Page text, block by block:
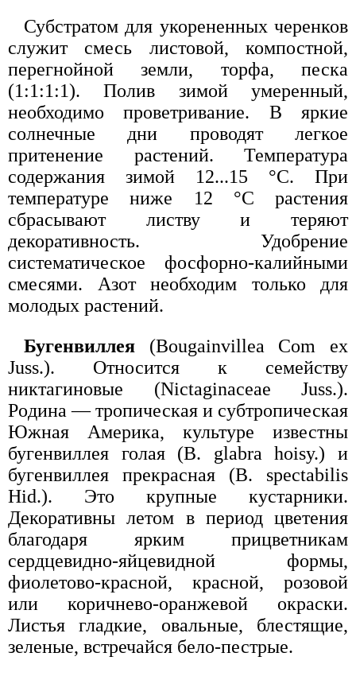
Субстратом для укорененных черенков
служит смесь листовой, компостной,
перегнойной земли, торфа, песка
(1:1:1:1). Полив зимой умеренный,
необходимо проветривание. В яркие
солнечные дни проводят легкое
притенение растений. Температура
содержания зимой 12...15 °С. При
температуре ниже 12 °С растения
сбрасывают листву и теряют
декоративность. Удобрение
систематическое фосфорно-калийными
смесями. Азот необходим только для
молодых растений.
Бугенвиллея (Bougainvillea Com ex
Juss.). Относится к семейству
никтагиновые (Nictaginaceae Juss.).
Poдина — тропическая и субтропическая
Южная Америка, культуре известны
бугенвиллея голая (В. glabra hoisy.) и
бугенвиллея прекрасная (В. spectabilis
Hid.). Это крупные кустарники.
Декоративны летом в период цветения
благодаря ярким прицветникам
сердцевидно-яйцевидной формы,
фиолетово-красной, красной, розовой
или коричнево-оранжевой окраски.
Листья гладкие, овальные, блестящие,
зеленые, встречайся бело-пестрые.